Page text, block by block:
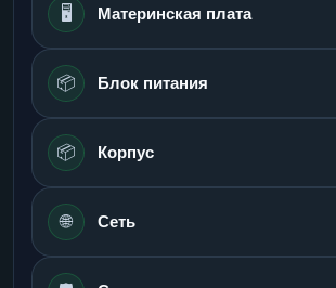
🖥️ Материнская плата
📦 Блок питания
📦 Корпус
🌐 Сеть